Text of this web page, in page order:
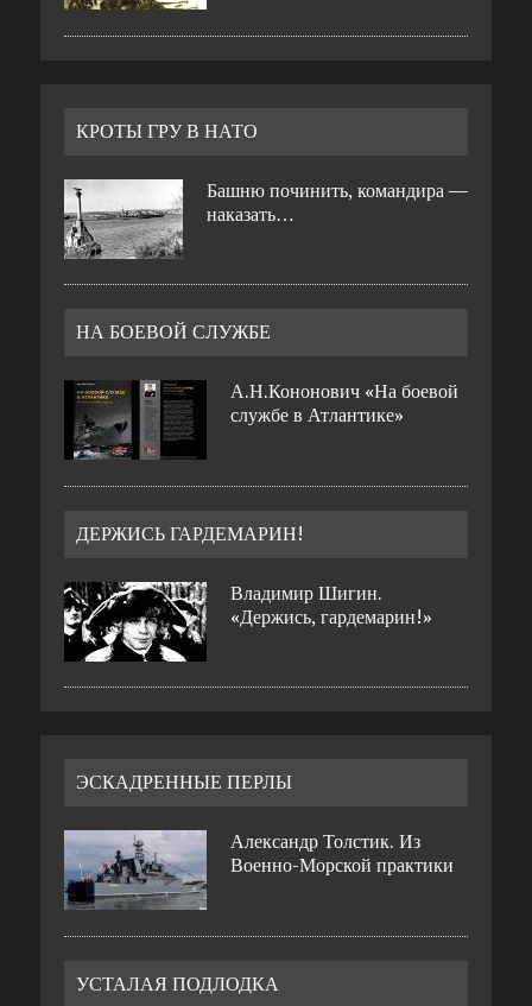
КРОТЫ ГРУ В НАТО
Башню починить, командира —
наказать…
НА БОЕВОЙ СЛУЖБЕ
А.Н.Кононович «На боевой
службе в Атлантике»
ДЕРЖИСЬ ГАРДЕМАРИН!
Владимир Шигин.
«Держись, гардемарин!»
ЭСКАДРЕННЫЕ ПЕРЛЫ
Александр Толстик. Из
Военно-Морской практики
УСТАЛАЯ ПОДЛОДКА